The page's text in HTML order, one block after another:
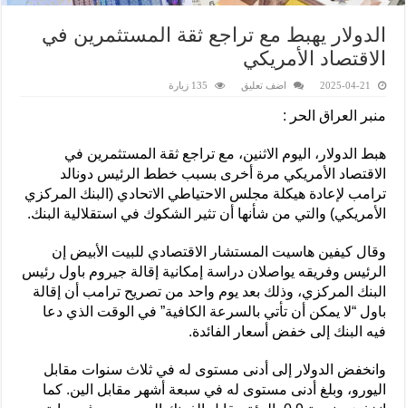
الدولار يهبط مع تراجع ثقة المستثمرين في
الاقتصاد الأمريكي
2025-04-21 اضف تعليق 135 زيارة
منبر العراق الحر :
هبط الدولار، اليوم الاثنين، مع تراجع ثقة المستثمرين في
الاقتصاد الأمريكي مرة أخرى بسبب خطط الرئيس دونالد
ترامب لإعادة هيكلة مجلس الاحتياطي الاتحادي (البنك المركزي
الأمريكي) والتي من شأنها أن تثير الشكوك في استقلالية البنك.
وقال كيفين هاسيت المستشار الاقتصادي للبيت الأبيض إن
الرئيس وفريقه يواصلان دراسة إمكانية إقالة جيروم باول رئيس
البنك المركزي، وذلك بعد يوم واحد من تصريح ترامب أن إقالة
باول “لا يمكن أن تأتي بالسرعة الكافية” في الوقت الذي دعا
فيه البنك إلى خفض أسعار الفائدة.
وانخفض الدولار إلى أدنى مستوى له في ثلاث سنوات مقابل
اليورو، وبلغ أدنى مستوى له في سبعة أشهر مقابل الين. كما